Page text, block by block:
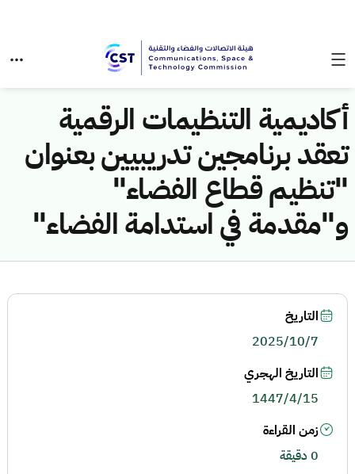
أكاديمية التنظيمات الرقمية
تعقد برنامجين تدريبيين بعنوان
"تنظيم قطاع الفضاء"
و"مقدمة في استدامة الفضاء"
التاريخ
2025/10/7
التاريخ الهجري
1447/4/15
زمن القراءة
0 دقيقة